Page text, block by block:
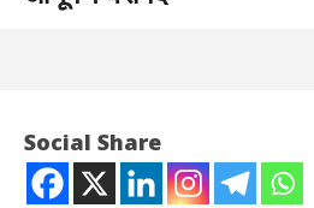
Social Share